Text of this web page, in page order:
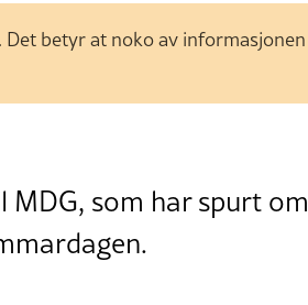
Det betyr at noko av informasjonen
som har spurt om